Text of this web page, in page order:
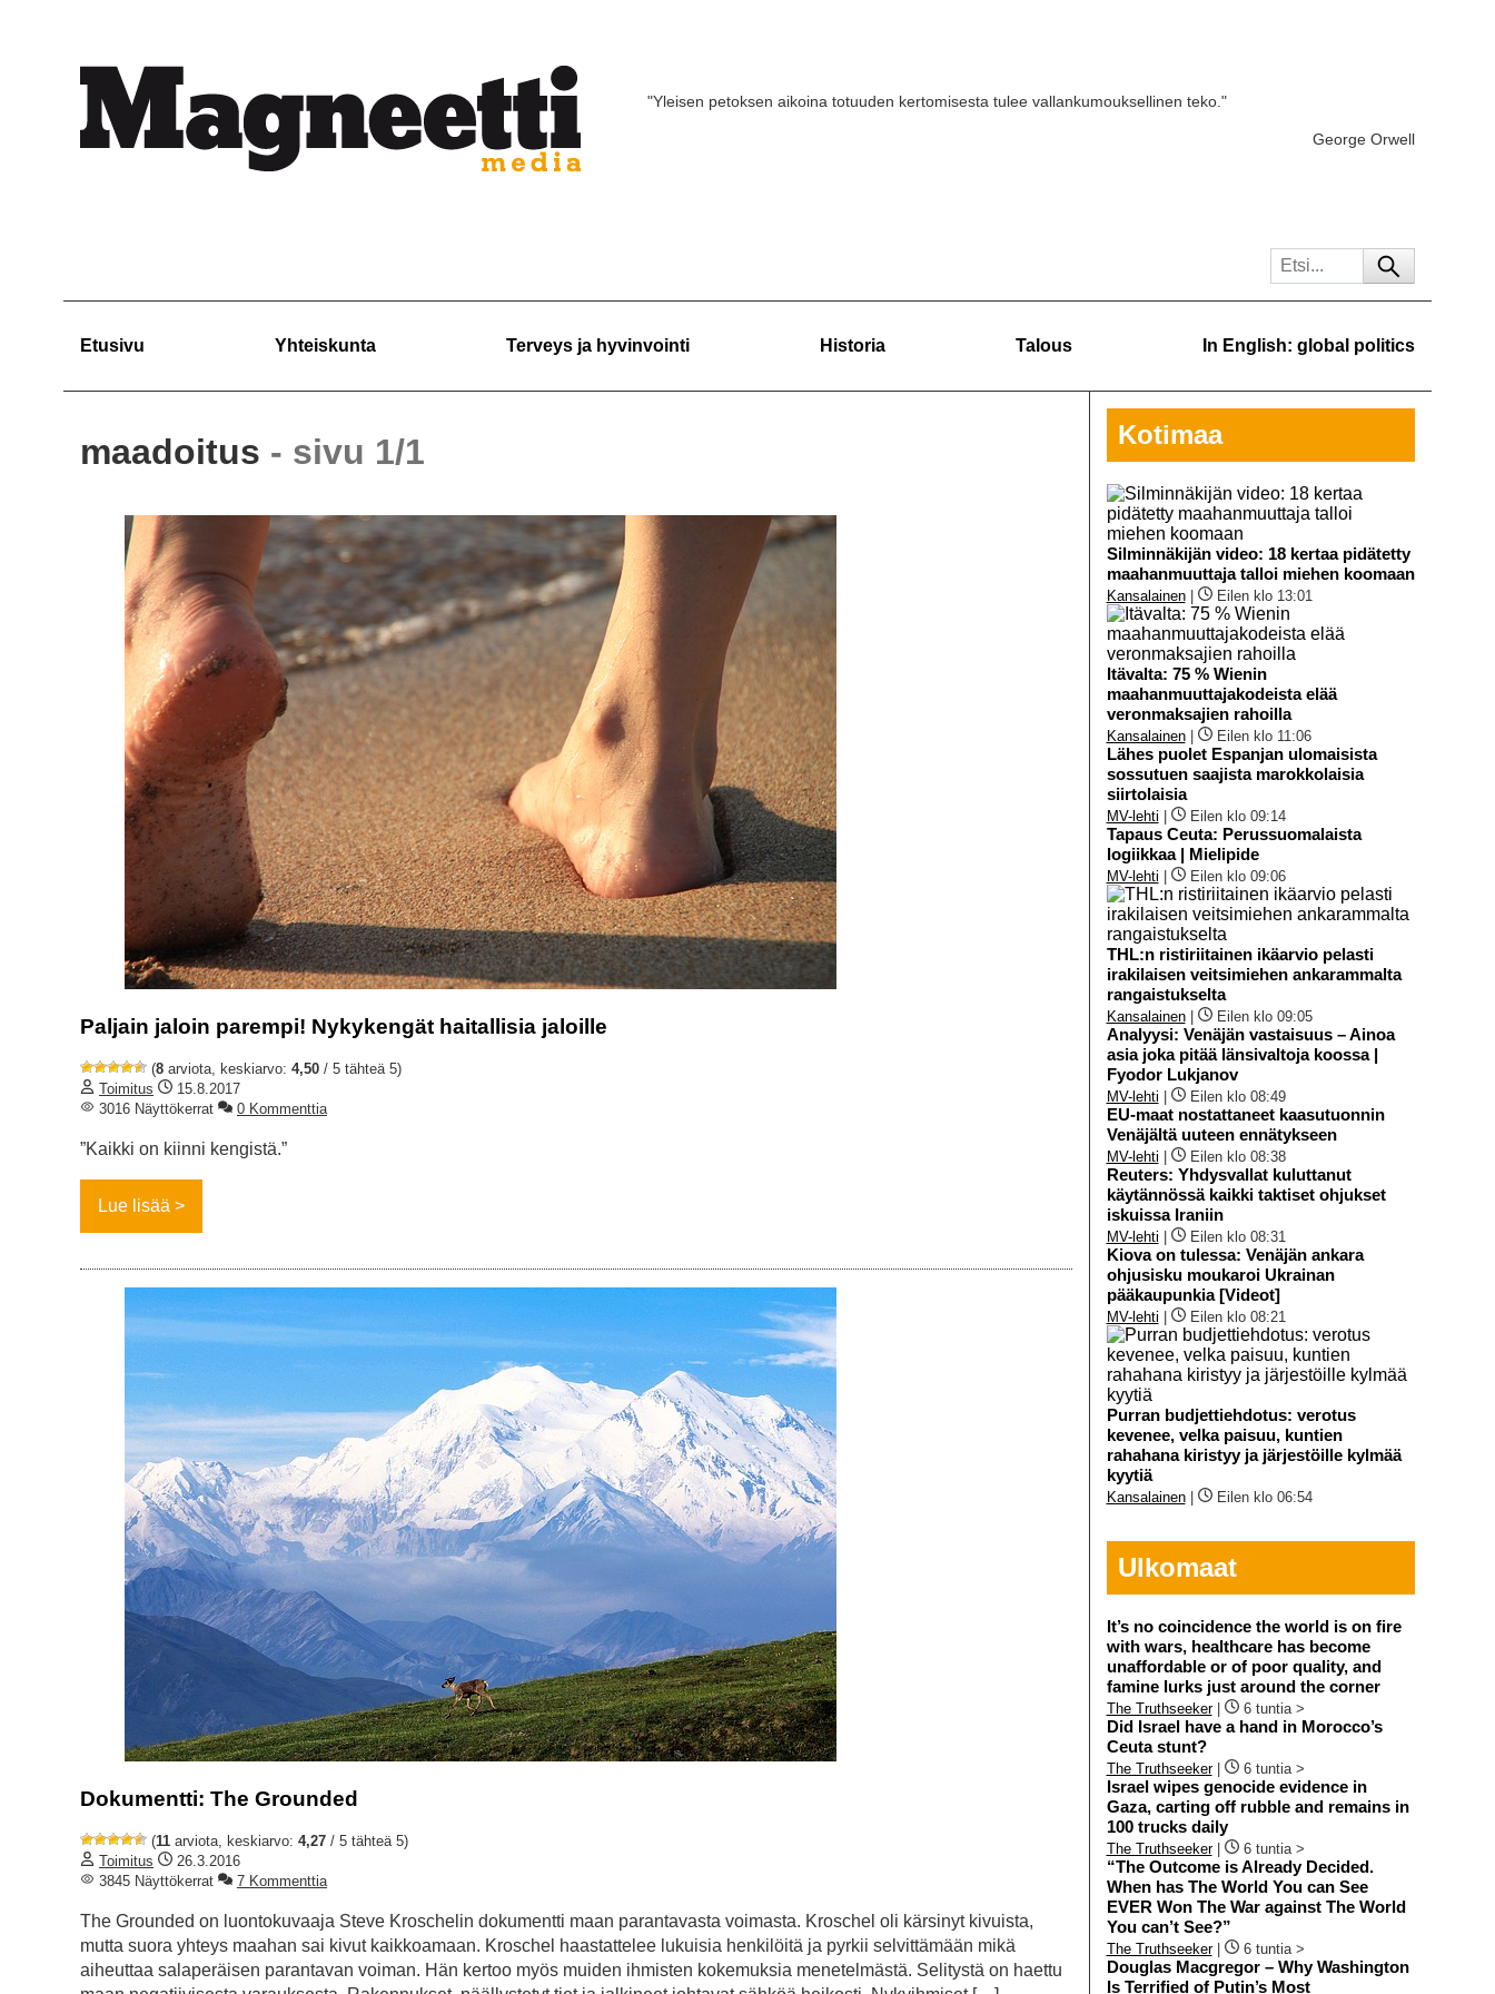
"Yleisen petoksen aikoina totuuden kertomisesta tulee vallankumouksellinen teko."
George Orwell
Etusivu Yhteiskunta Terveys ja hyvinvointi Historia Talous In English: global politics
maadoitus - sivu 1/1
Paljain jaloin parempi! Nykykengät haitallisia jaloille
(8 arviota, keskiarvo: 4,50 / 5 tähteä 5)
Toimitus
15.8.2017
3016 Näyttökerrat
0 Kommenttia
”Kaikki on kiinni kengistä.”
Lue lisää
Dokumentti: The Grounded
(11 arviota, keskiarvo: 4,27 / 5 tähteä 5)
Toimitus
26.3.2016
3845 Näyttökerrat
7 Kommenttia
The Grounded on luontokuvaaja Steve Kroschelin dokumentti maan parantavasta voimasta. Kroschel oli kärsinyt kivuista,
mutta suora yhteys maahan sai kivut kaikkoamaan. Kroschel haastattelee lukuisia henkilöitä ja pyrkii selvittämään mikä
aiheuttaa salaperäisen parantavan voiman. Hän kertoo myös muiden ihmisten kokemuksia menetelmästä. Selitystä on haettu
Kotimaa
Silminnäkijän video: 18 kertaa pidätetty
maahanmuuttaja talloi miehen koomaan
Kansalainen| Eilen klo 13:01
Itävalta: 75 % Wienin
maahanmuuttajakodeista elää
veronmaksajien rahoilla
Kansalainen| Eilen klo 11:06
Lähes puolet Espanjan ulomaisista
sossutuen saajista marokkolaisia
siirtolaisia
MV-lehti Eilen klo 09:14
Tapaus Ceuta: Perussuomalaista
logiikkaa | Mielipide
MV-lehti Eilen klo 09:06
THL:n ristiriitainen ikäarvio pelasti
irakilaisen veitsimiehen ankarammalta
rangaistukselta
Kansalainen| Eilen klo 09:05
Analyysi: Venäjän vastaisuus – Ainoa
asia joka pitää länsivaltoja koossa |
Fyodor Lukjanov
MV-lehti Eilen klo 08:49
EU-maat nostattaneet kaasutuonnin
Venäjältä uuteen ennätykseen
MV-lehti Eilen klo 08:38
Reuters: Yhdysvallat kuluttanut
käytännössä kaikki taktiset ohjukset
iskuissa Iraniin
MV-lehti Eilen klo 08:31
Kiova on tulessa: Venäjän ankara
ohjusisku moukaroi Ukrainan
pääkaupunkia [Videot]
MV-lehti Eilen klo 08:21
Purran budjettiehdotus: verotus
kevenee, velka paisuu, kuntien
rahahana kiristyy ja järjestöille kylmää
kyytiä
Kansalainen| Eilen klo 06:54
Ulkomaat
It’s no coincidence the world is on fire
with wars, healthcare has become
unaffordable or of poor quality, and
famine lurks just around the corner
The Truthseeker| 6 tuntia >
Did Israel have a hand in Morocco’s
Ceuta stunt?
The Truthseeker| 6 tuntia >
Israel wipes genocide evidence in
Gaza, carting off rubble and remains in
100 trucks daily
The Truthseeker| 6 tuntia >
“The Outcome is Already Decided.
When has The World You can See
EVER Won The War against The World
You can’t See?”
The Truthseeker| 6 tuntia >
Douglas Macgregor – Why Washington
Is Terrified of Putin’s Most